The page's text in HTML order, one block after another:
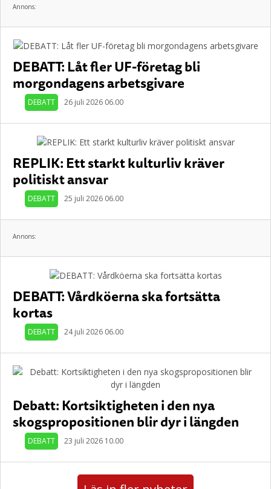
Annons:
DEBATT: Låt fler UF-företag bli
morgondagens arbetsgivare
DEBATT 26 juli 2026 06.00
REPLIK: Ett starkt kulturliv kräver
politiskt ansvar
DEBATT 25 juli 2026 06.00
Annons:
DEBATT: Vårdköerna ska fortsätta
kortas
DEBATT 24 juli 2026 06.00
Debatt: Kortsiktigheten i den nya
skogspropositionen blir dyr i längden
DEBATT 23 juli 2026 10.00